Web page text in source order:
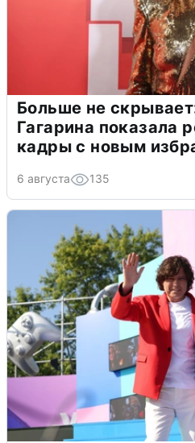
Больше не
Гагарина показала
кадры с новым
6 августа 135